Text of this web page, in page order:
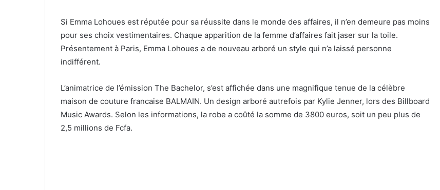
Si Emma Lohoues est réputée pour sa réussite dans le monde des affaires, il n’en demeure pas moins
pour ses choix vestimentaires. Chaque apparition de la femme d’affaires fait jaser sur la toile.
Présentement à Paris, Emma Lohoues a de nouveau arboré un style qui n’a laissé personne
indifférent.
L’animatrice de l’émission The Bachelor, s’est affichée dans une magnifique tenue de la célèbre
maison de couture francaise BALMAIN. Un design arboré autrefois par Kylie Jenner, lors des Billboard
Music Awards. Selon les informations, la robe a coûté la somme de 3800 euros, soit un peu plus de
2,5 millions de Fcfa.